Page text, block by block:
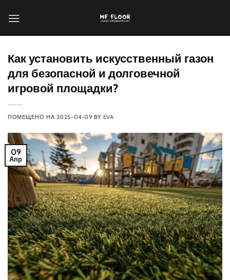
Как установить искусственный газон
для безопасной и долговечной
игровой площадки?
ПОМЕЩЕНО НА 2025-04-09 BY EVA
09
Апр